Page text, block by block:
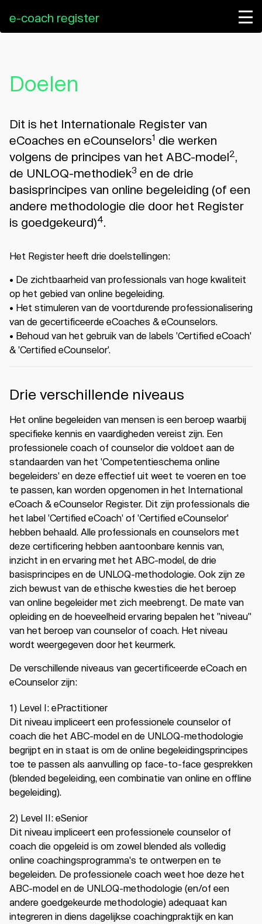
e-coach register
Home
Boek
Voorwaarden
NL EN
Doelen
Dit is het Internationale Register van
eCoaches en eCounselors1 die werken
volgens de principes van het ABC-model2,
de UNLOQ-methodiek3 en de drie
basisprincipes van online begeleiding (of een
andere methodologie die door het Register
is goedgekeurd)4.
Het Register heeft drie doelstellingen:
• De zichtbaarheid van professionals van hoge kwaliteit
op het gebied van online begeleiding.
• Het stimuleren van de voortdurende professionalisering
van de gecertificeerde eCoaches & eCounselors.
• Behoud van het gebruik van de labels 'Certified eCoach'
& 'Certified eCounselor'.
Drie verschillende niveaus
Het online begeleiden van mensen is een beroep waarbij
specifieke kennis en vaardigheden vereist zijn. Een
professionele coach of counselor die voldoet aan de
standaarden van het 'Competentieschema online
begeleiders' en deze effectief uit weet te voeren en toe
te passen, kan worden opgenomen in het International
eCoach & eCounselor Register. Dit zijn professionals die
het label 'Certified eCoach' of 'Certified eCounselor'
hebben behaald. Alle professionals en counselors met
deze certificering hebben aantoonbare kennis van,
inzicht in en ervaring met het ABC-model, de drie
basisprincipes en de UNLOQ-methodologie. Ook zijn ze
zich bewust van de ethische kwesties die het beroep
van online begeleider met zich meebrengt. De mate van
opleiding en de hoeveelheid ervaring bepalen het "niveau"
van het beroep van counselor of coach. Het niveau
wordt weergegeven door het keurmerk.
De verschillende niveaus van gecertificeerde eCoach en
eCounselor zijn:
1) Level I: ePractitioner
Dit niveau impliceert een professionele counselor of
coach die het ABC-model en de UNLOQ-methodologie
begrijpt en in staat is om de online begeleidingsprincipes
toe te passen als aanvulling op face-to-face gesprekken
(blended begeleiding, een combinatie van online en offline
begeleiding).
2) Level II: eSenior
Dit niveau impliceert een professionele counselor of
coach die opgeleid is om zowel blended als volledig
online coachingsprogramma's te ontwerpen en te
begeleiden. De professionele coach weet hoe deze het
ABC-model en de UNLOQ-methodologie (en/of een
andere goedgekeurde methodologie) adequaat kan
integreren in diens dagelijkse coachingpraktijk en kan